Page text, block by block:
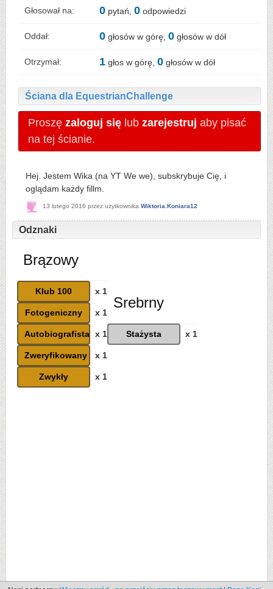
Głosował na: 0 pytań, 0 odpowiedzi
Oddał: 0 głosów w górę, 0 głosów w dół
Otrzymał: 1 głos w górę, 0 głosów w dół
Ściana dla EquestrianChallenge
Proszę zaloguj się lub zarejestruj aby pisać
na tej ścianie.
Hej. Jestem Wika (na YT We we), subskrybuje Cię, i
oglądam każdy fillm.
13 lutego 2016 przez użytkownika Wiktoria.Koniara12
Odznaki
Brązowy
Klub 100 x 1
Fotogeniczny x 1
Autobiografista x 1
Zweryfikowany x 1
Zwykły x 1
Srebrny
Stażysta x 1